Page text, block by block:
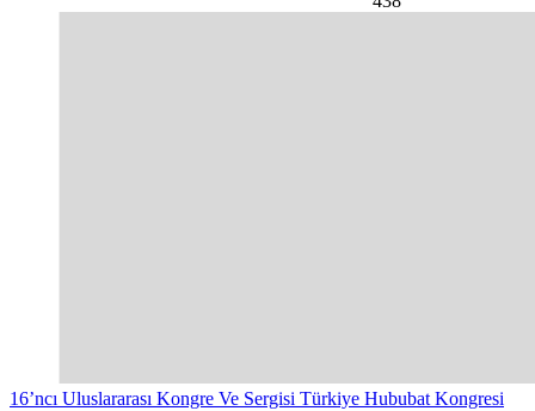
16’ncı Uluslararası Kongre Ve Sergisi Türkiye Hububat Kongresi